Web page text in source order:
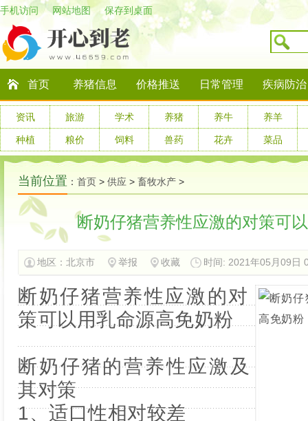
手机访问 网站地图 保存到桌面
首页 养猪信息 价格推送 日常管理 疾病防治
资讯 旅游 学术 养猪 养牛 养羊
种植 粮价 饲料 兽药 花卉 菜品
当前位置 ： 首页 > 供应 > 畜牧水产 >
断奶仔猪营养性应激的对策可
地区： 北京市 举报 收藏 时间: 2021年05月09日
断奶仔猪营养性应激的对
策可以用乳命源高免奶粉
断奶仔猪的营养性应激及
其对策
1、适口性相对较差